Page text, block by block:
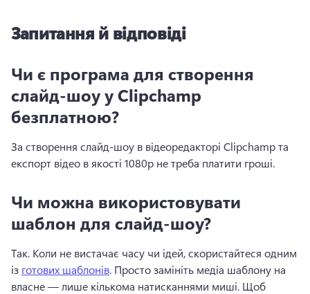
Запитання й відповіді
Чи є програма для створення
слайд-шоу у Clipchamp
безплатною?
За створення слайд-шоу в відеоредакторі Clipchamp та
експорт відео в якості 1080p не треба платити гроші.
Чи можна використовувати
шаблон для слайд-шоу?
Так. Коли не вистачає часу чи ідей, скористайтеся одним
із готових шаблонів. Просто замініть медіа шаблону на
власне — лише кількома натисканнями миші. Щоб